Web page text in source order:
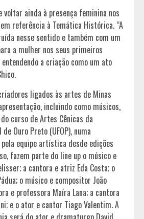
voltar ainda à presença feminina nos
referência à Temática Histórica. “A
nesse sentido e também com um
a mulher nos seus primeiros
a criação como um ato
ligados às artes de Minas
incluindo como músicos,
curso de Artes Cênicas da
Ouro Preto (UFOP), numa
equipe artística desde edições
fazem parte do line up o músico e
a cantora e atriz Eda Costa; o
o músico e compositor João
e professora Maíra Lana; a cantora
e o ator e cantor Tiago Valentim. A